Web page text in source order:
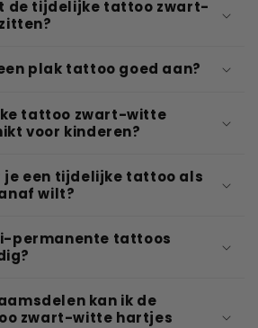
de tijdelijke tattoo zwart-
plak tattoo goed aan?
tattoo zwart-witte
voor kinderen?
je een tijdelijke tattoo als
wilt?
permanente tattoos
kan ik de
zwart-witte hartjes